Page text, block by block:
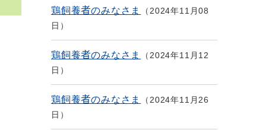
鶏飼養者のみなさま
2024年11月08
日
鶏飼養者のみなさま
2024年11月12
日
鶏飼養者のみなさま
2024年11月26
日